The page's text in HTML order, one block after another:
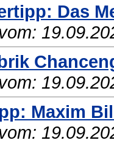
Das
Maxim